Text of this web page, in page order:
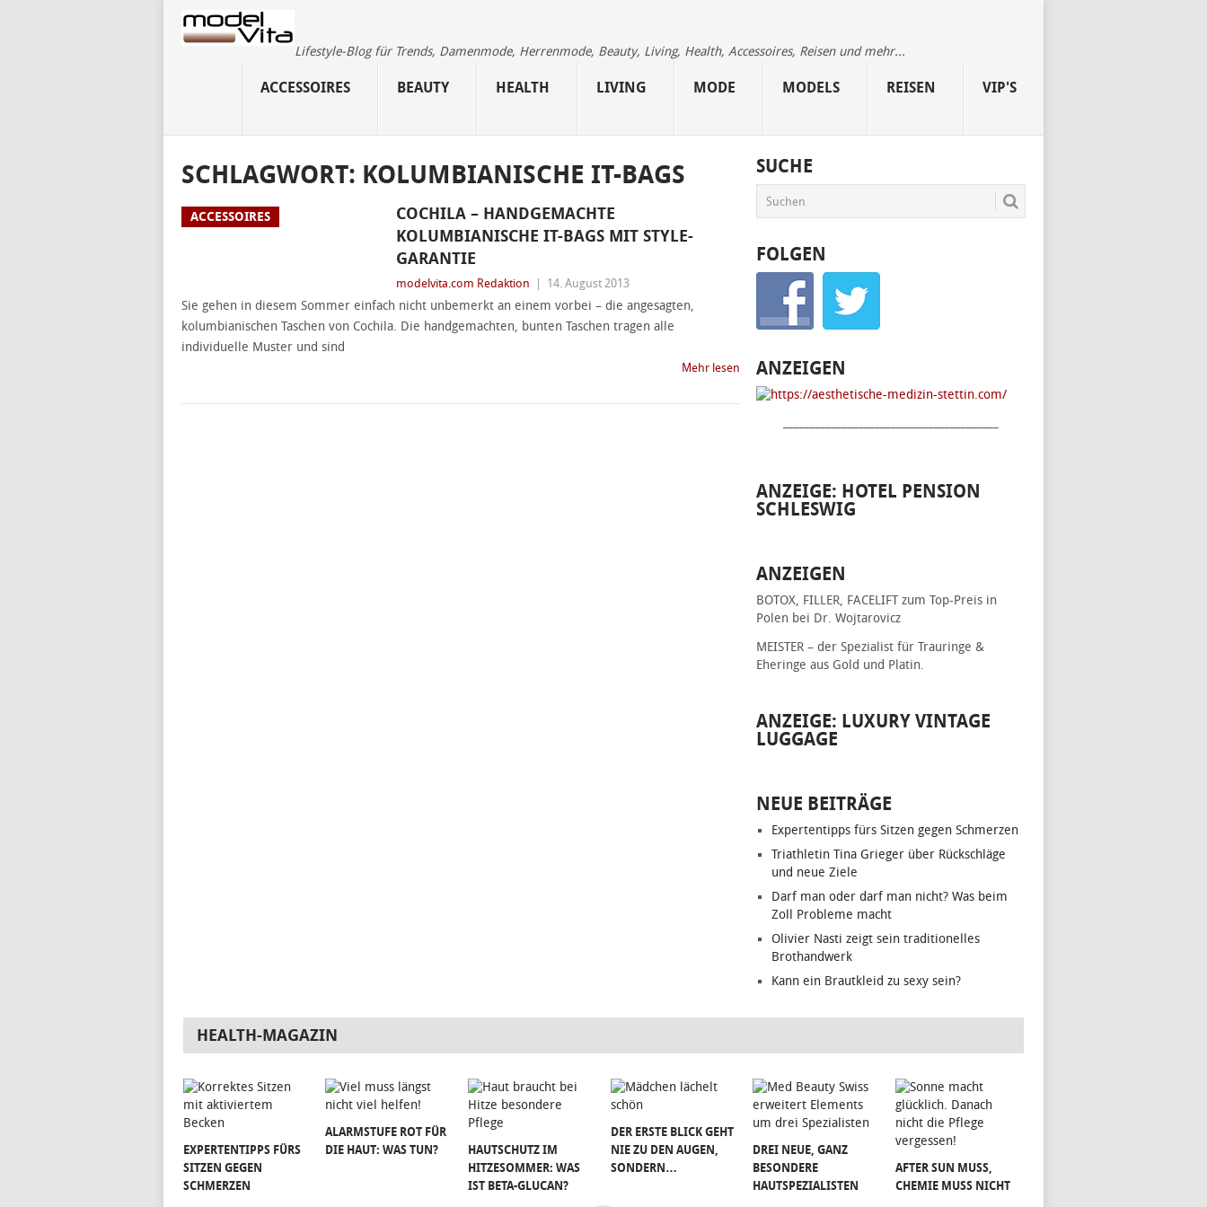
Lifestyle-Blog für Trends, Damenmode, Herrenmode, Beauty, Living, Health, Accessoires, Reisen und mehr...
ACCESSOIRES BEAUTY HEALTH LIVING MODE MODELS REISEN VIP'S
SCHLAGWORT: KOLUMBIANISCHE IT-BAGS
ACCESSOIRES
COCHILA – HANDGEMACHTE
KOLUMBIANISCHE IT-BAGS MIT STYLE-
GARANTIE
modelvita.com Redaktion 14. August 2013
Sie gehen in diesem Sommer einfach nicht unbemerkt an einem vorbei – die angesagten,
kolumbianischen Taschen von Cochila. Die handgemachten, bunten Taschen tragen alle
individuelle Muster und sind
Mehr lesen
SUCHE
FOLGEN
ANZEIGEN
ANZEIGE: HOTEL PENSION
SCHLESWIG
ANZEIGEN
BOTOX, FILLER, FACELIFT zum Top-Preis in
Polen bei Dr. Wojtarovicz
MEISTER – der Spezialist für Trauringe &
Eheringe aus Gold und Platin.
ANZEIGE: LUXURY VINTAGE
LUGGAGE
NEUE BEITRÄGE
Expertentipps fürs Sitzen gegen Schmerzen
Triathletin Tina Grieger über Rückschläge
und neue Ziele
Darf man oder darf man nicht? Was beim
Zoll Probleme macht
Olivier Nasti zeigt sein traditionelles
Brothandwerk
Kann ein Brautkleid zu sexy sein?
HEALTH-MAGAZIN
EXPERTENTIPPS FÜRS
SITZEN GEGEN
SCHMERZEN
ALARMSTUFE ROT FÜR
DIE HAUT: WAS TUN?
HAUTSCHUTZ IM
HITZESOMMER: WAS
IST BETA-GLUCAN?
DER ERSTE BLICK GEHT
NIE ZU DEN AUGEN,
SONDERN…
DREI NEUE, GANZ
BESONDERE
HAUTSPEZIALISTEN
AFTER SUN MUSS,
CHEMIE MUSS NICHT